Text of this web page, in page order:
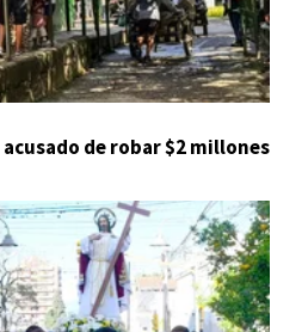
de robar $2 millones